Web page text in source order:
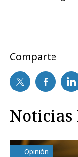
Comparte
Noticias
Opinión